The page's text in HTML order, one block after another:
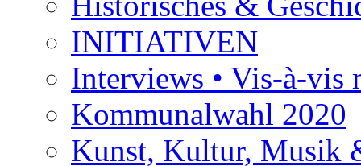
INITIATIVEN
Interviews • Vis-à-vis
Kommunalwahl 2020
Kunst, Kultur, Musik